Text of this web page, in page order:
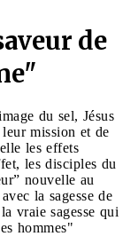
de
du sel, Jésus
mission et de
les effets
les disciples du
nouvelle au
la sagesse de
vraie sagesse qui
hommes"